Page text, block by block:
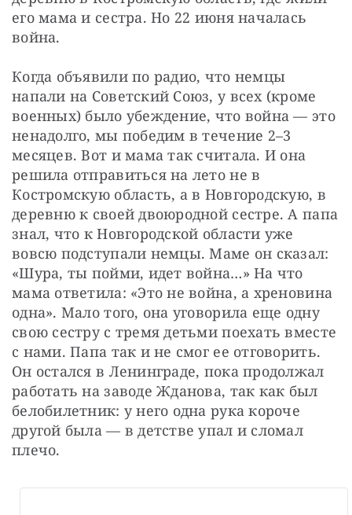
его мама и сестра. Но 22 июня началась
война.
Когда объявили по радио, что немцы
напали на Советский Союз, у всех (кроме
военных) было убеждение, что война — это
ненадолго, мы победим в течение 2–3
месяцев. Вот и мама так считала. И она
решила отправиться на лето не в
Костромскую область, а в Новгородскую, в
деревню к своей двоюродной сестре. А папа
знал, что к Новгородской области уже
вовсю подступали немцы. Маме он сказал:
«Шура, ты пойми, идет война…» На что
мама ответила: «Это не война, а хреновина
одна». Мало того, она уговорила еще одну
свою сестру с тремя детьми поехать вместе
с нами. Папа так и не смог ее отговорить.
Он остался в Ленинграде, пока продолжал
работать на заводе Жданова, так как был
белобилетник: у него одна рука короче
другой была — в детстве упал и сломал
плечо.